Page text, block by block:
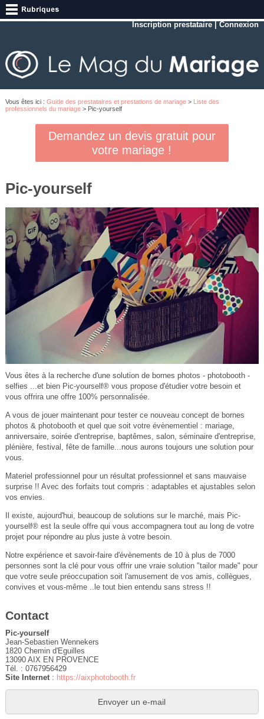
Inscription prestataire |Connexion
Vous êtes ici : Guide des prestataires et prestations de mariage> Liste des
professionnels du mariage> Pic-yourself
Demandez un devis gratuit pour
votre mariage !
Pic-yourself
Vous êtes à la recherche d'une solution de bornes photos - photobooth -
selfies ...et bien Pic-yourself® vous propose d'étudier votre besoin et
vous offrira une offre 100% personnalisée.
A vous de jouer maintenant pour tester ce nouveau concept de bornes
photos & photobooth et quel que soit votre évènementiel : mariage,
anniversaire, soirée d'entreprise, baptêmes, salon, séminaire d'entreprise,
plénière, festival, fête de famille...nous aurons toujours une solution pour
vous.
Materiel professionnel pour un résultat professionnel et sans mauvaise
surprise !! Avec des forfaits tout compris : adaptables et ajustables selon
vos envies.
Il existe, aujourd'hui, beaucoup de solutions sur le marché, mais Pic-
yourself® est la seule offre qui vous accompagnera tout au long de votre
projet pour répondre au plus juste à votre besoin.
Notre expérience et savoir-faire d'évènements de 10 à plus de 7000
personnes sont la clé pour vous offrir une vraie solution "tailor made" pour
que votre seule préoccupation soit l'amusement de vos amis, collègues,
convives et vous-même ..le tout bien entendu sans stress !!
Contact
Pic-yourself
Jean-Sebastien Wennekers
1820 Chemin d'Eguilles
13090 AIX EN PROVENCE
Tél. : 0767956429
Site Internet: https://aixphotobooth.fr
Envoyer un e-mail